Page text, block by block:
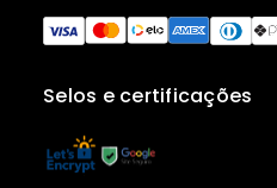
Selos e certificações